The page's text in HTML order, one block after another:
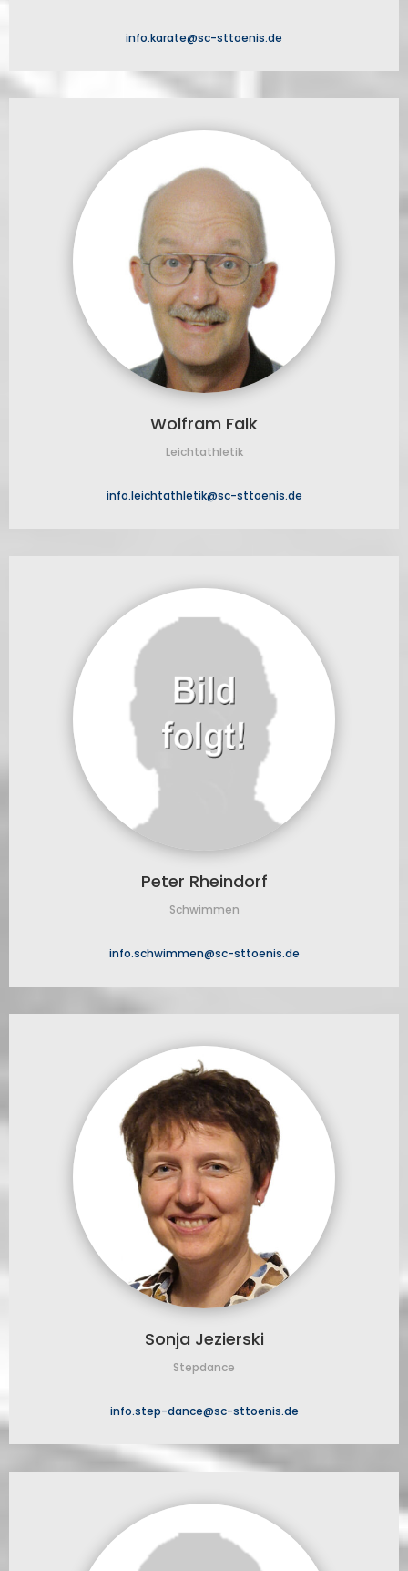
info.karate@sc-sttoenis.de
Wolfram Falk
Leichtathletik
info.leichtathletik@sc-sttoenis.de
Peter Rheindorf
Schwimmen
info.schwimmen@sc-sttoenis.de
Sonja Jezierski
Stepdance
info.step-dance@sc-sttoenis.de